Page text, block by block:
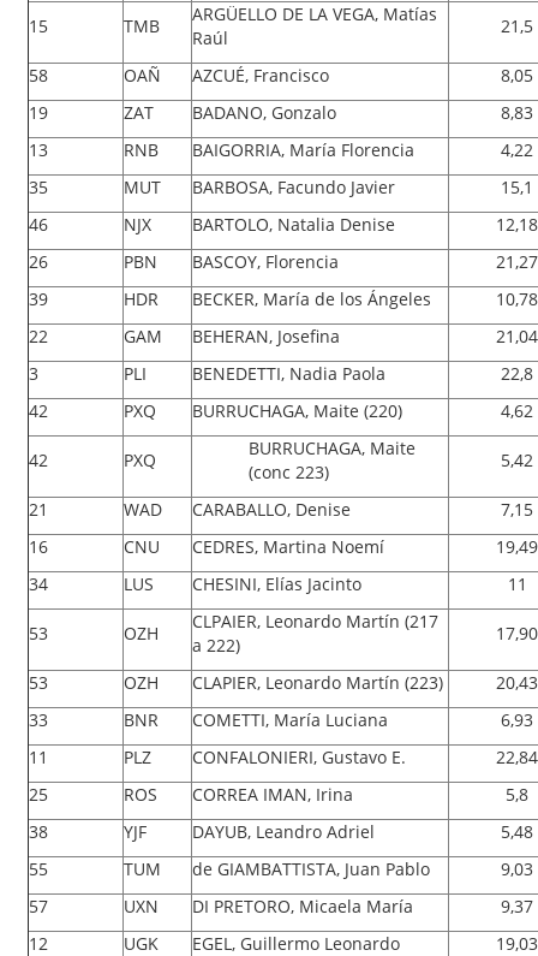
15 TMB
ARGÜELLO DE LA VEGA, Matías
Raúl
21,5
58 OAÑ AZCUÉ, Francisco
8,05
19
ZAT BADANO, Gonzalo
8,83
13
RNB BAIGORRIA, María Florencia
4,22
35
MUT BARBOSA, Facundo Javier
15,1
46
NJX BARTOLO, Natalia Denise
12,18
26
PBN BASCOY, Florencia
21,27
39
HDR BECKER, María de los Ángeles
10,78
22
GAM BEHERAN, Josefina
21,04
3
PLI BENEDETTI, Nadia Paola
22,8
42
PXQ BURRUCHAGA, Maite (220) 4,62
42 PXQ
BURRUCHAGA, Maite
(conc 223)
5,42
21 WAD CARABALLO, Denise
7,15
16
CNU CEDRES, Martina Noemí
19,49
34
LUS CHESINI, Elías Jacinto 11
53 OZH
CLPAIER, Leonardo Martín (217
a 222)
17,90
53 OZH CLAPIER, Leonardo Martín (223)
20,43
33
BNR COMETTI, María Luciana
6,93
11
PLZ CONFALONIERI, Gustavo E.
22,84
25
ROS CORREA IMAN, Irina
5,8
38
YJF DAYUB, Leandro Adriel
5,48
55
TUM de GIAMBATTISTA, Juan Pablo
9,03
57
UXN DI PRETORO, Micaela María
9,37
12
UGK EGEL, Guillermo Leonardo
19,03